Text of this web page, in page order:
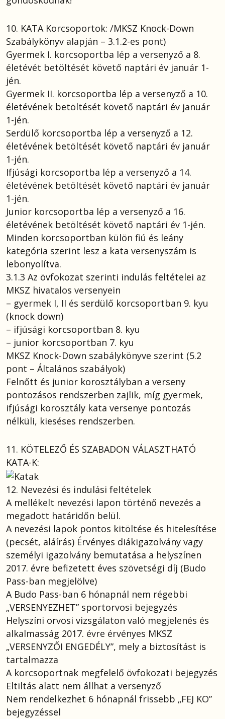
10. KATA Korcsoportok: /MKSZ Knock-Down
Szabálykönyv alapján – 3.1.2-es pont)
Gyermek I. korcsoportba lép a versenyző a 8.
életévét betöltését követő naptári év január 1-
jén.
Gyermek II. korcsoportba lép a versenyző a 10.
életévének betöltését követő naptári év január
1-jén.
Serdülő korcsoportba lép a versenyző a 12.
életévének betöltését követő naptári év január
1-jén.
Ifjúsági korcsoportba lép a versenyző a 14.
életévének betöltését követő naptári év január
1-jén.
Junior korcsoportba lép a versenyző a 16.
életévének betöltését követő naptári év 1-jén.
Minden korcsoportban külön fiú és leány
kategória szerint lesz a kata versenyszám is
lebonyolítva.
3.1.3 Az övfokozat szerinti indulás feltételei az
MKSZ hivatalos versenyein
– gyermek I, II és serdülő korcsoportban 9. kyu
(knock down)
– ifjúsági korcsoportban 8. kyu
– junior korcsoportban 7. kyu
MKSZ Knock-Down szabálykönyve szerint (5.2
pont – Általános szabályok)
Felnőtt és junior korosztályban a verseny
pontozásos rendszerben zajlik, míg gyermek,
ifjúsági korosztály kata versenye pontozás
nélküli, kieséses rendszerben.
11. KÖTELEZŐ ÉS SZABADON VÁLASZTHATÓ
KATA-K:
12. Nevezési és indulási feltételek
A mellékelt nevezési lapon történő nevezés a
megadott határidőn belül.
A nevezési lapok pontos kitöltése és hitelesítése
(pecsét, aláírás) Érvényes diákigazolvány vagy
személyi igazolvány bemutatása a helyszínen
2017. évre befizetett éves szövetségi díj (Budo
Pass-ban megjelölve)
A Budo Pass-ban 6 hónapnál nem régebbi
„VERSENYEZHET” sportorvosi bejegyzés
Helyszíni orvosi vizsgálaton való megjelenés és
alkalmasság 2017. évre érvényes MKSZ
„VERSENYZŐI ENGEDÉLY”, mely a biztosítást is
tartalmazza
A korcsoportnak megfelelő övfokozati bejegyzés
Eltiltás alatt nem állhat a versenyző
Nem rendelkezhet 6 hónapnál frissebb „FEJ KO”
bejegyzéssel